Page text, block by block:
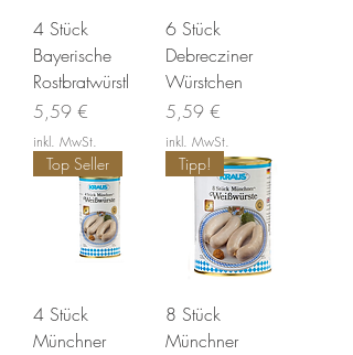
4 Stück
Bayerische
Rostbratwürstl
Preis
5,59 €
inkl. MwSt.
6 Stück
Debrecziner
Würstchen
Preis
5,59 €
inkl. MwSt.
Top Seller
4 Stück
Münchner
Tipp!
8 Stück
Münchner